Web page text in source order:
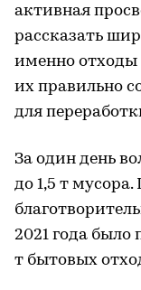
активная
рассказать
именно отходы
их правильно
для
За один день
до 1,5 т
2021 года было
т бытовых